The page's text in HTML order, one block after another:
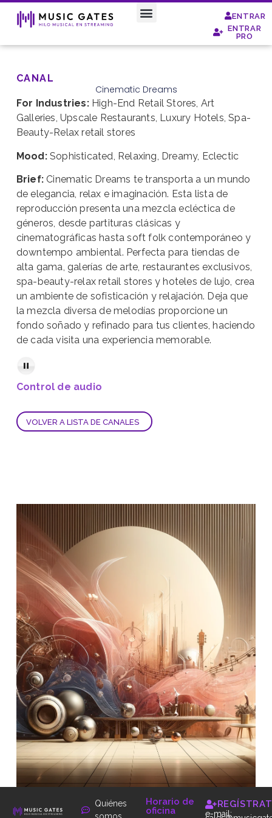
ENTRAR
ENTRAR
PRO
CANAL
Cinematic Dreams
For Industries:High-End Retail Stores, Art
Galleries, Upscale Restaurants, Luxury Hotels, Spa-
Beauty-Relax retail stores
Mood:Sophisticated, Relaxing, Dreamy, Eclectic
Brief: Cinematic Dreams te transporta a un mundo
de elegancia, relax e imaginación. Esta lista de
reproducción presenta una mezcla ecléctica de
géneros, desde partituras clásicas y
cinematográficas hasta soft folk contemporáneo y
downtempo ambiental. Perfecta para tiendas de
alta gama, galerías de arte, restaurantes exclusivos,
spa-beauty-relax retail stores y hoteles de lujo, crea
un ambiente de sofisticación y relajación. Deja que
la mezcla diversa de melodías proporcione un
fondo soñado y refinado para tus clientes, haciendo
de cada visita una experiencia memorable.
Control de audio
VOLVER A LISTA DE CANALES
Quiénes
Horario de
oficina
e-mail: